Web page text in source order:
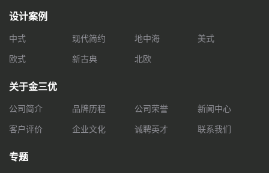
设计案例
中式 现代简约 地中海
美式
欧式
新古典 北欧
关于金三优
公司简介 品牌历程 公司荣誉
新闻中心
客户评价
企业文化 诚聘英才 联系我们
专题